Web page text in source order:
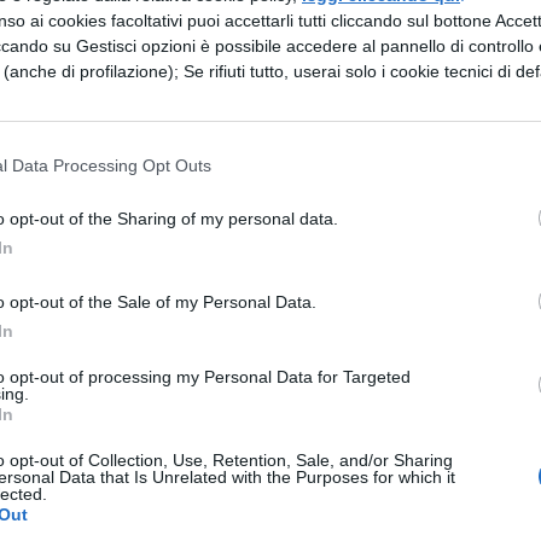
ai cookies facoltativi puoi accettarli tutti cliccando sul bottone
su Gestisci opzioni è possibile accedere al pannello di controllo
di profilazione); Se rifiuti tutto, userai solo i cookie tecnici di
Data Processing Opt Outs
opt-out of the Sharing of my personal data.
opt-out of the Sale of my Personal Data.
opt-out of processing my Personal Data for Targeted
opt-out of Collection, Use, Retention, Sale, and/or Sharing
Data that Is Unrelated with the Purposes for which it
per i pirati, generata dalla visione de